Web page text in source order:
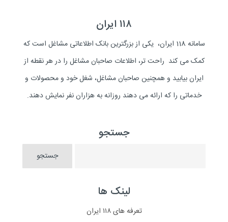
۱۱۸ ایران
سامانه 118 ایران، یکی از بزرگترین بانک اطلاعاتی مشاغل است که
کمک می کند راحت تر، اطلاعات صاحبان مشاغل را در هر نقطه از
ایران بیابید و همچنین صاحبان مشاغل، شغل خود و محصولات و
خدماتی را که ارائه می دهند روزانه به هزاران نفر نمایش دهند.
جستجو
لینک ها
تعرفه های ۱۱۸ ایران